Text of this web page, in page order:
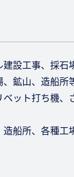
建設工事、採石
鉱山、造船所
ベット打ち機、
船所、各種工